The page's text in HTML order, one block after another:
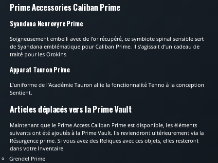
Prime Accessories Caliban Prime
Syandana Neurovyre Prime
Soigneusement embelli avec de l’or récupéré, ce symbiote spinal sensible sert
de Syandana emblématique pour Caliban Prime. Il s’agissait d’un cadeau de
traité pour les Orokins.
Apparat Tauron Prime
L’uniforme de l’Académie Tauron allie la fonctionnalité Tenno à la conception
Sentient.
Articles déplacés vers la Prime Vault
Maintenant que le Prime Access Caliban Prime est disponible, les éléments
suivants ont été ajoutés à la Prime Vault. Ils reviendront ultérieurement via la
Résurgence prime. Si vous avez des Reliques avec ces objets, elles resteront
dans votre Inventaire.
Grendel Prime